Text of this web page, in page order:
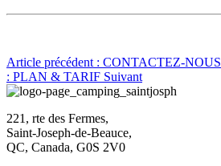
Article précédent : CONTACTEZ-NOUS
: PLAN & TARIF Suivant
221, rte des Fermes,
Saint-Joseph-de-Beauce,
QC, Canada, G0S 2V0